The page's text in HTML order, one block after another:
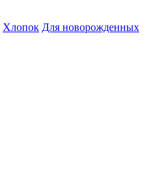
Хлопок Для новорожденных